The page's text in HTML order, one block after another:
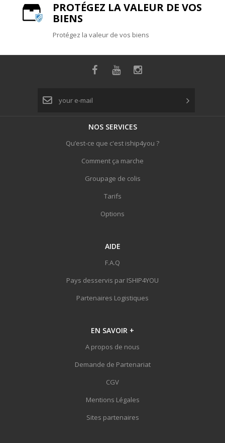
PROTÉGEZ LA VALEUR DE VOS
BIENS
Protégez la valeur de vos biens
NOS SERVICES
Qu’est-ce que c'est iship4you ?
Comment ça marche
Groupage de colis
Tarifs
Options
AIDE
F.A.Q
Pays desservis par ISHIP4YOU
Partenaires Logistiques
EN SAVOIR +
A propos de nous
Demande de Partenariat
CGV
Mentions Légales
Sites partenaires